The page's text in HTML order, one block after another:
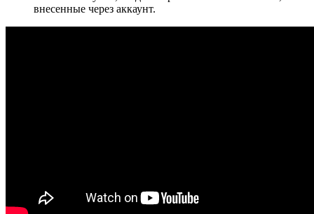
внесенные через аккаунт.